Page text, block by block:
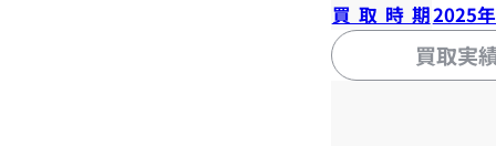
買取時期2025
買取実